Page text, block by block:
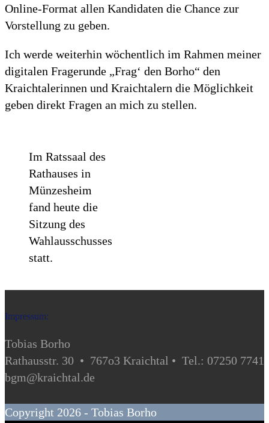
Online-Format allen Kandidaten die Chance zur
Vorstellung zu geben.
Ich werde weiterhin wöchentlich im Rahmen meiner
digitalen Fragerunde „Frag‘ den Borho“ den
Kraichtalerinnen und Kraichtalern die Möglichkeit
geben direkt Fragen an mich zu stellen.
Im Ratssaal des
Rathauses in
Münzesheim
fand heute die
Sitzung des
Wahlausschusses
statt.
Impressum:
Tobias Borho
Rathausstr. 30 • 767o3 Kraichtal • Tel.: 07250 7741
bgm@kraichtal.de
Copyright 2026 - Tobias Borho